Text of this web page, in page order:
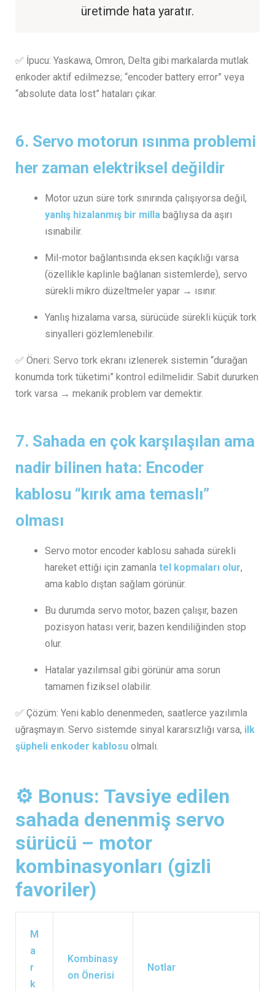
üretimde hata yaratır.
✅ İpucu: Yaskawa, Omron, Delta gibi markalarda mutlak
enkoder aktif edilmezse; “encoder battery error” veya
“absolute data lost” hataları çıkar.
6. Servo motorun ısınma problemi
her zaman elektriksel değildir
Motor uzun süre tork sınırında çalışıyorsa değil,
yanlış hizalanmış bir milla bağlıysa da aşırı
ısınabilir.
Mil-motor bağlantısında eksen kaçıklığı varsa
(özellikle kaplinle bağlanan sistemlerde), servo
sürekli mikro düzeltmeler yapar → ısınır.
Yanlış hizalama varsa, sürücüde sürekli küçük tork
sinyalleri gözlemlenebilir.
✅ Öneri: Servo tork ekranı izlenerek sistemin “durağan
konumda tork tüketimi” kontrol edilmelidir. Sabit dururken
tork varsa → mekanik problem var demektir.
7. Sahada en çok karşılaşılan ama
nadir bilinen hata: Encoder
kablosu “kırık ama temaslı”
olması
Servo motor encoder kablosu sahada sürekli
hareket ettiği için zamanla tel kopmaları olur,
ama kablo dıştan sağlam görünür.
Bu durumda servo motor, bazen çalışır, bazen
pozisyon hatası verir, bazen kendiliğinden stop
olur.
Hatalar yazılımsal gibi görünür ama sorun
tamamen fiziksel olabilir.
✅ Çözüm: Yeni kablo denenmeden, saatlerce yazılımla
uğraşmayın. Servo sistemde sinyal kararsızlığı varsa, ilk
şüpheli enkoder kablosu olmalı.
⚙️ Bonus: Tavsiye edilen
sahada denenmiş servo
sürücü – motor
kombinasyonları (gizli
favoriler)
M
a
r
k
Kombinasy
on Önerisi
Notlar